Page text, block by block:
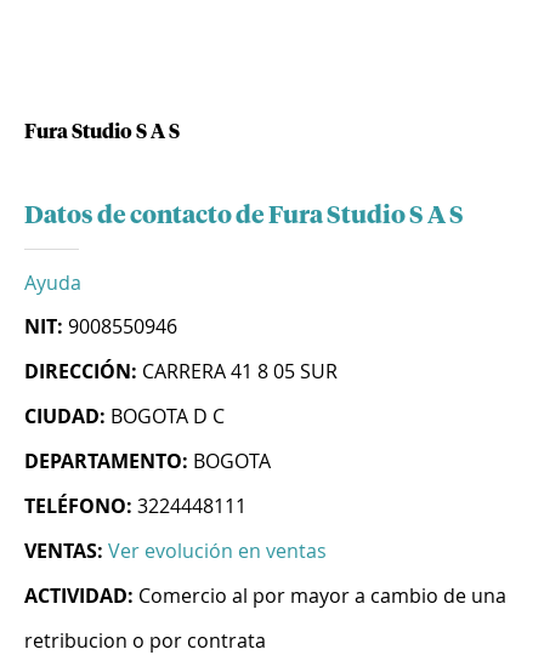
Fura Studio S A S
Datos de contacto de Fura Studio S A S
Ayuda
NIT: 9008550946
DIRECCIÓN: CARRERA 41 8 05 SUR
CIUDAD: BOGOTA D C
DEPARTAMENTO: BOGOTA
TELÉFONO: 3224448111
VENTAS: Ver evolución en ventas
ACTIVIDAD: Comercio al por mayor a cambio de una
retribucion o por contrata